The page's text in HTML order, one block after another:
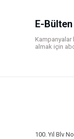
Bu
E-Bülten
Kampanyalar
almak için
100. Yıl Blv